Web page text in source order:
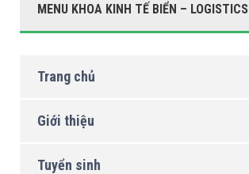
MENU KHOA KINH TẾ BIỂN – LOGISTICS
Trang chủ
Giới thiệu
Tuyển sinh